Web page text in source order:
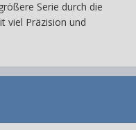
Serie durch die
viel Präzision und